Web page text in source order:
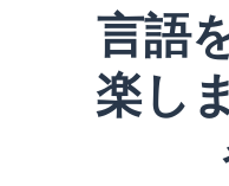
言語
楽し